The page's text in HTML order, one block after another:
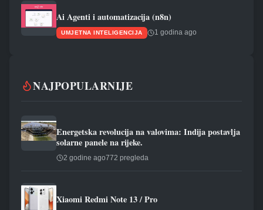
Ai Agenti i automatizacija (n8n)
UMJETNA INTELIGENCIJA 1 godina ago
NAJPOPULARNIJE
Energetska revolucija na valovima: Indija postavlja
solarne panele na rijeke.
2 godine ago772 pregleda
Xiaomi Redmi Note 13 / Pro